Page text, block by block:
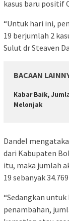
kasus baru positif
“Untuk hari ini,
19 berjumlah 2
Sulut dr Steaven
BACAAN
Kabar Baik,
Melonjak
Dandel
dari Kabupaten
itu, maka jumlah
19 sebanyak
“Sedangkan
penambahan,